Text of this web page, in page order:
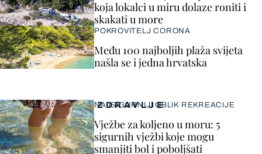
ZDRAVLJE
NAJSIGURNIJI OBLIK REKREACIJE
Vježbe za koljeno u moru: 5
sigurnih vježbi koje mogu
smanjiti bol i poboljšati
koja lokalci u miru dolaze roniti i
skakati u more
POKROVITELJ CORONA
Među 100 najboljih plaža svijeta
našla se i jedna hrvatska